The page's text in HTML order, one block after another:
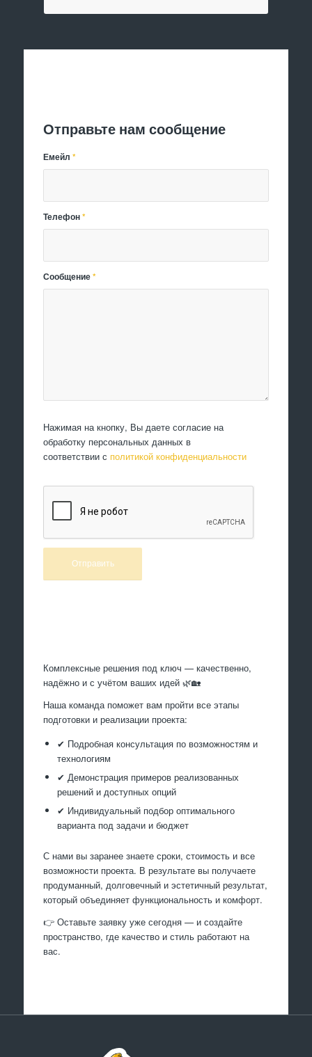
Отправьте нам сообщение
Емейл*
Телефон*
Сообщение*
Нажимая на кнопку, Вы даете согласие на
обработку персональных данных в
соответствии с политикой конфиденциальности
Комплексные решения под ключ — качественно,
надёжно и с учётом ваших идей 🌿🏡
Наша команда поможет вам пройти все этапы
подготовки и реализации проекта:
✔ Подробная консультация по возможностям и
технологиям
✔ Демонстрация примеров реализованных
решений и доступных опций
✔ Индивидуальный подбор оптимального
варианта под задачи и бюджет
С нами вы заранее знаете сроки, стоимость и все
возможности проекта. В результате вы получаете
продуманный, долговечный и эстетичный результат,
который объединяет функциональность и комфорт.
👉 Оставьте заявку уже сегодня — и создайте
пространство, где качество и стиль работают на
вас.